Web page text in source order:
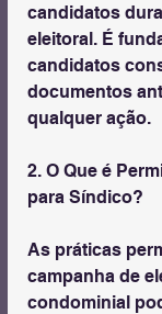
candidatos
eleitoral. É
candidatos
documentos
qualquer ação.
2. O Que é
para Síndico?
As práticas
campanha de
condominial